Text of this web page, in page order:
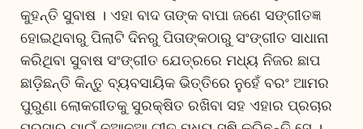
କୁହନ୍ତି ସୁବାଷ । ଏହା ବାଦ ତାଙ୍କ ବାପା ଜଣେ ସଙ୍ଗୀତଜ୍ଞ
ହୋଇଥିବାରୁ ପିଲାଟି ଦିନରୁ ପିତାଙ୍କଠାରୁ ସଂଙ୍ଗୀତ ସାଧାନା
କରିଥିବା ସୁବାଷ ସଂଙ୍ଗୀତ ଯେତ୍ରରେ ମଧ୍ୟ ନିଜର ଛାପ
ଛାଡ଼ିଛନ୍ତି କିନ୍ତୁ ବ୍ୟବସାୟିକ ଭିତ୍ତିରେ ନୁହେଁ ବରଂ ଆମର
ପୁରୁଣା ଲୋକଗୀତକୁ ସୁରକ୍ଷିତ ରଖିବା ସହ ଏହାର ପ୍ରଚାର